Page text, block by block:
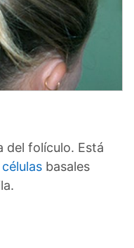
del folículo. Está
basales